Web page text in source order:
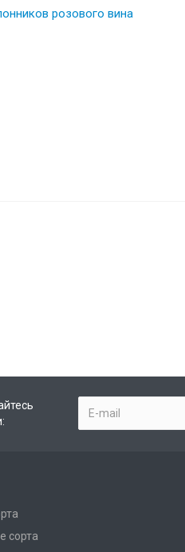
розового вина
сорта